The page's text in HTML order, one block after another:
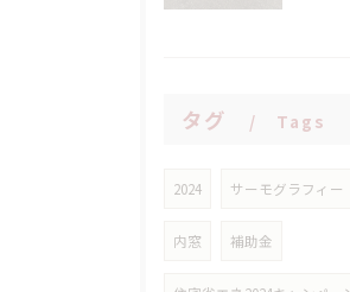
タグ Tags
2024 サーモグラフィー
内窓 補助金